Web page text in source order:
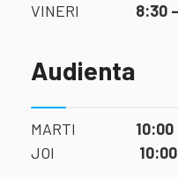
VINERI 8:30
Audienta
MARTI 10:00
JOI